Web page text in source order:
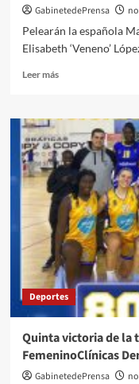
y
Califales’
GabinetedePrensa
Pelearán la española
Elisabeth ‘Veneno’
Leer másLeer
San
Isidro
acoge
esta
noche
una
velada
de
boxeo
por
el
Campeonato
del
Mundo
Cinturón
Latino
de
Deportes
Quinta victoria de la
FemeninoClínicas
GabinetedePrensa